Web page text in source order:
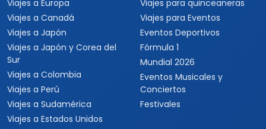
Viajar es para todos
Catálogo popular
Viajes a Europa
Viajes a Canadá
Viajes a Japón
Tipos de viaje
Viajes para quinceaneras
Viajes para Eventos